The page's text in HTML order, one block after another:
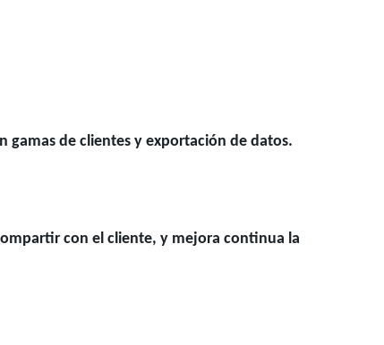
gamas de clientes y exportación de datos.
con el cliente, y mejora continua la